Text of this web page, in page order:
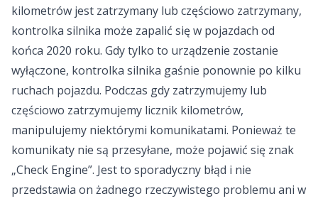
kilometrów jest zatrzymany lub częściowo zatrzymany,
kontrolka silnika może zapalić się w pojazdach od
końca 2020 roku. Gdy tylko to urządzenie zostanie
wyłączone, kontrolka silnika gaśnie ponownie po kilku
ruchach pojazdu. Podczas gdy zatrzymujemy lub
częściowo zatrzymujemy licznik kilometrów,
manipulujemy niektórymi komunikatami. Ponieważ te
komunikaty nie są przesyłane, może pojawić się znak
„Check Engine”. Jest to sporadyczny błąd i nie
przedstawia on żadnego rzeczywistego problemu ani w